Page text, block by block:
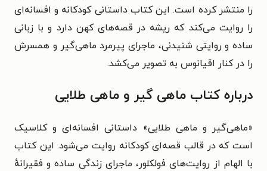
را منتشر کرده است. این کتاب داستانی کودکانه و افسانه‌ای
را روایت می‌کند که ریشه در قصه‌های کهن دارد و با زبانی
ساده و روایتی شنیدنی، ماجرای پیرمرد ماهی‌گیر و همسرش
را در کنار اقیانوس به تصویر می‌کشد.
درباره کتاب ماهی گیر و ماهی طلایی
«ماهی‌گیر و ماهی طلایی» داستانی افسانه‌ای و کلاسیک
است که در قالب قصه‌ای کودکانه روایت می‌شود. این کتاب
با الهام از روایت‌های فولکلور، ماجرای زندگی ساده و فقیرانهٔ